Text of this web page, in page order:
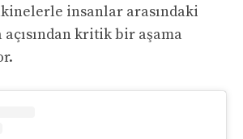
insanlar arasındaki
açısından kritik bir aşama